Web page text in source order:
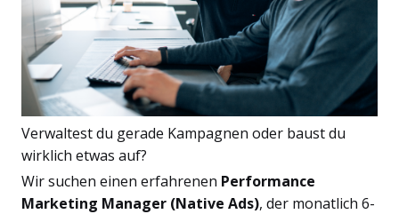
Verwaltest du gerade Kampagnen oder baust du
wirklich etwas auf?
Wir suchen einen erfahrenen Performance
Marketing Manager (Native Ads), der monatlich 6-